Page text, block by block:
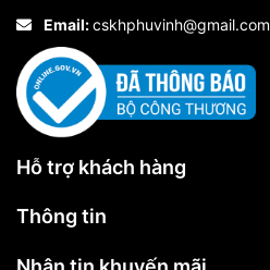
Email:cskhphuvinh@gmail.com
Hỗ trợ khách hàng
Thông tin